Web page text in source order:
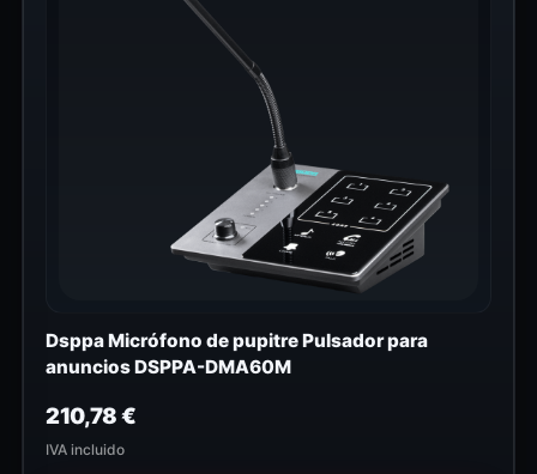
Dsppa Micrófono de pupitre Pulsador para
anuncios DSPPA-DMA60M
210,78€
IVA incluido